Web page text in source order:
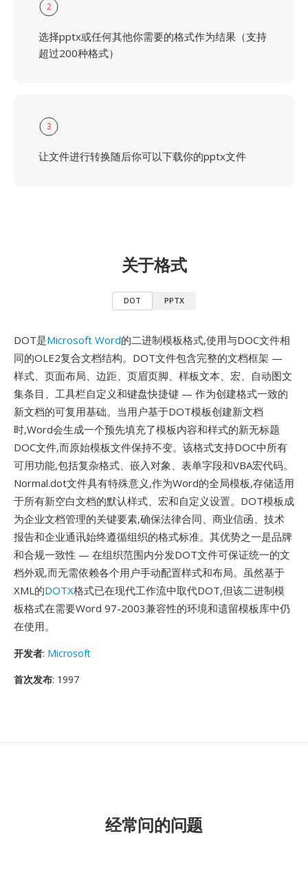
2
选择pptx或任何其他你需要的格式作为结果（支持
超过200种格式）
3
让文件进行转换随后你可以下载你的pptx文件
关于格式
DOT PPTX
DOT是Microsoft Word的二进制模板格式,使用与DOC文件相
同的OLE2复合文档结构。DOT文件包含完整的文档框架 —
样式、页面布局、边距、页眉页脚、样板文本、宏、自动图文
集条目、工具栏自定义和键盘快捷键 — 作为创建格式一致的
新文档的可复用基础。当用户基于DOT模板创建新文档
时,Word会生成一个预先填充了模板内容和样式的新无标题
DOC文件,而原始模板文件保持不变。该格式支持DOC中所有
可用功能,包括复杂格式、嵌入对象、表单字段和VBA宏代码。
Normal.dot文件具有特殊意义,作为Word的全局模板,存储适用
于所有新空白文档的默认样式、宏和自定义设置。DOT模板成
为企业文档管理的关键要素,确保法律合同、商业信函、技术
报告和企业通讯始终遵循组织的格式标准。其优势之一是品牌
和合规一致性 — 在组织范围内分发DOT文件可保证统一的文
档外观,而无需依赖各个用户手动配置样式和布局。虽然基于
XML的DOTX格式已在现代工作流中取代DOT,但该二进制模
板格式在需要Word 97-2003兼容性的环境和遗留模板库中仍
在使用。
开发者: Microsoft
首次发布: 1997
经常问的问题